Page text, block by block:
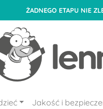
ŻADNEGO ETAPU NIE
Jakość i